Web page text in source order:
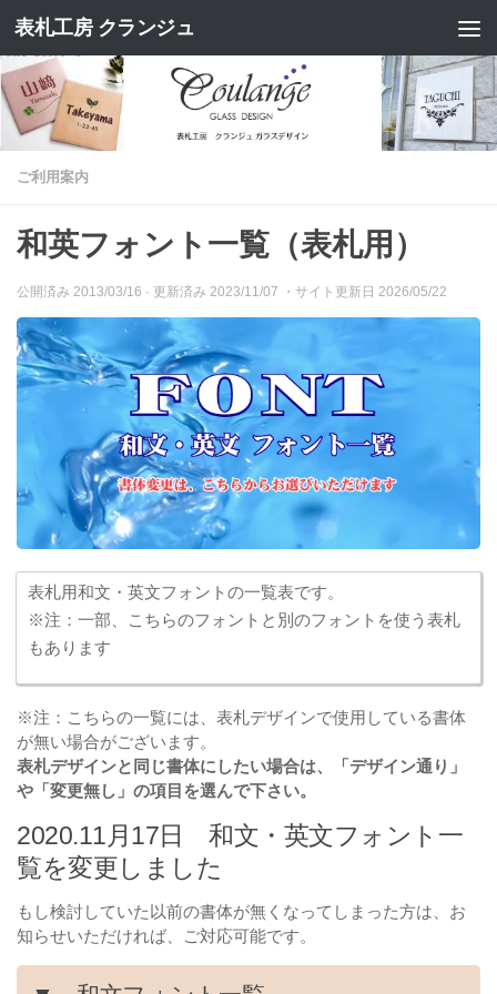
コンテンツへスキップ
表札工房 クランジュ
ご利用案内
和英フォント一覧（表札用）
公開済み 2013/03/16 · 更新済み 2023/11/07 ・サイト更新日 2026/05/22
表札用和文・英文フォントの一覧表です。
※注：一部、こちらのフォントと別のフォントを使う表札
もあります
※注：こちらの一覧には、表札デザインで使用している書体
が無い場合がございます。
表札デザインと同じ書体にしたい場合は、「デザイン通り」
や「変更無し」の項目を選んで下さい。
2020.11月17日 和文・英文フォント一
覧を変更しました
もし検討していた以前の書体が無くなってしまった方は、お
知らせいただければ、ご対応可能です。